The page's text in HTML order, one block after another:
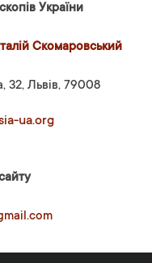
України
Скомаровський
32, Львів, 79008
ua.org